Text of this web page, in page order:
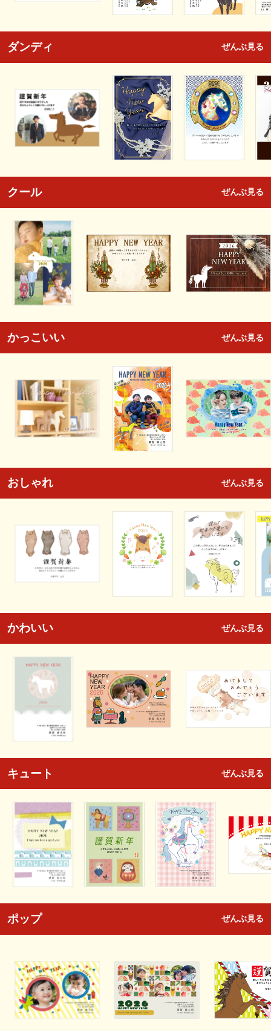
ダンディ ぜんぶ見る
クール ぜんぶ見る
かっこいい ぜんぶ見る
おしゃれ ぜんぶ見る
かわいい ぜんぶ見る
キュート ぜんぶ見る
ポップ ぜんぶ見る